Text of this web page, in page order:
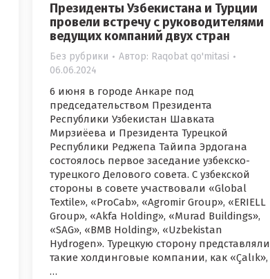
Президенты Узбекистана и Турции
провели встречу с руководителями
ведущих компаний двух стран
Без рубрики Автор: Raqobat qo'mitasi
06.06.2024
6 июня в городе Анкаре под
председательством Президента
Республики Узбекистан Шавката
Мирзиёева и Президента Турецкой
Республики Реджепа Тайипа Эрдогана
состоялось первое заседание узбекско-
турецкого Делового совета. С узбекской
стороны в совете участвовали «Global
Textile», «ProCab», «Agromir Group», «ERIELL
Group», «Akfa Holding», «Murad Buildings»,
«SAG», «BMB Holding», «Uzbekistan
Hydrogen». Турецкую сторону представляли
такие холдинговые компании, как «Çalık»,
…